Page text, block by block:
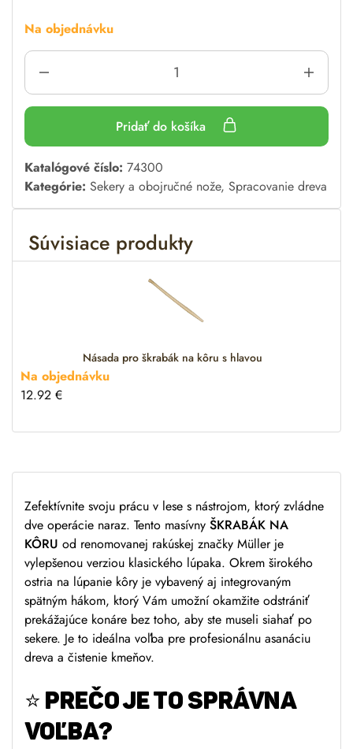
Na objednávku
Pridať do košíka
A
l
t
n
:
Katalógové číslo: 74300
Kategórie: Sekery a obojručné nože, Spracovanie dreva
Súvisiace produkty
Násada pro škrabák na kôru s hlavou
Na objednávku
12.92 €
Zefektívnite svoju prácu v lese s nástrojom, ktorý zvládne
dve operácie naraz. Tento masívny ŠKRABÁK NA
KÔRU od renomovanej rakúskej značky Müller je
vylepšenou verziou klasického lúpaka. Okrem širokého
ostria na lúpanie kôry je vybavený aj integrovaným
spätným hákom, ktorý Vám umožní okamžite odstrániť
prekážajúce konáre bez toho, aby ste museli siahať po
sekere. Je to ideálna voľba pre profesionálnu asanáciu
dreva a čistenie kmeňov.
⭐PREČO JE TO SPRÁVNA
VOĽBA?